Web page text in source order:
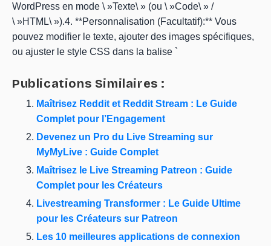
WordPress en mode \ »Texte\ » (ou \ »Code\ » /
\ »HTML\ »).4. **Personnalisation (Facultatif):** Vous
pouvez modifier le texte, ajouter des images spécifiques,
ou ajuster le style CSS dans la balise `
Publications Similaires :
Maîtrisez Reddit et Reddit Stream : Le Guide
Complet pour l’Engagement
Devenez un Pro du Live Streaming sur
MyMyLive : Guide Complet
Maîtrisez le Live Streaming Patreon : Guide
Complet pour les Créateurs
Livestreaming Transformer : Le Guide Ultime
pour les Créateurs sur Patreon
Les 10 meilleures applications de connexion